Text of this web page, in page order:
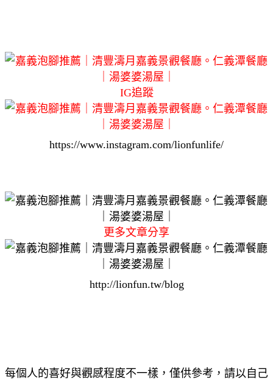
IG追蹤
https://www.instagram.com/lionfunlife/
更多文章分享
http://lionfun.tw/blog
每個人的喜好與觀感程度不一樣，僅供參考，請以自己